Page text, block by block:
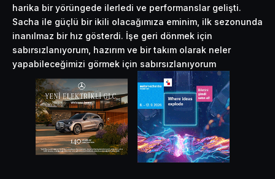
harika bir yörüngede ilerledi ve performanslar gelişti.
Sacha ile güçlü bir ikili olacağımıza eminim, ilk sezonunda
inanılmaz bir hız gösterdi. İşe geri dönmek için
sabırsızlanıyorum, hazırım ve bir takım olarak neler
yapabileceğimizi görmek için sabırsızlanıyorum